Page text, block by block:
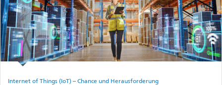
Internet of Things (IoT) – Chance und Herausforderung